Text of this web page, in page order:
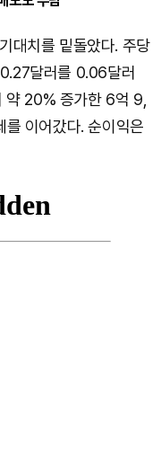
대치를 밑돌았다. 주당
달러를 0.06달러
약 20% 증가한 6억 9,
이어갔다. 순이익은